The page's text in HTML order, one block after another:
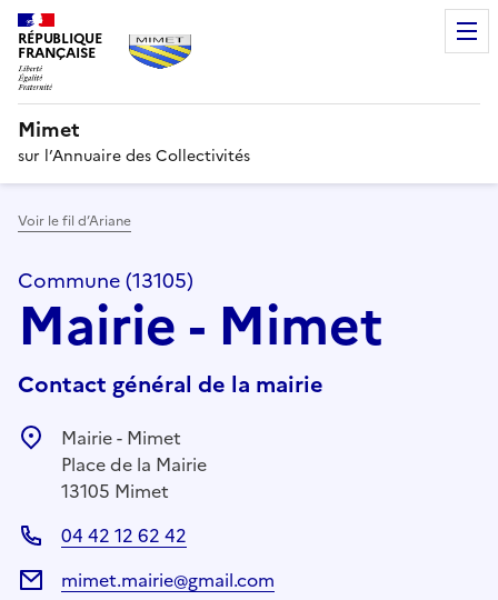
RÉPUBLIQUE
FRANÇAISE
Mimet
sur l’Annuaire des Collectivités
Voir le fil d’Ariane
Commune (13105)
Mairie - Mimet
Contact général de la mairie
Mairie - Mimet
Place de la Mairie
13105 Mimet
04 42 12 62 42
mimet.mairie@gmail.com